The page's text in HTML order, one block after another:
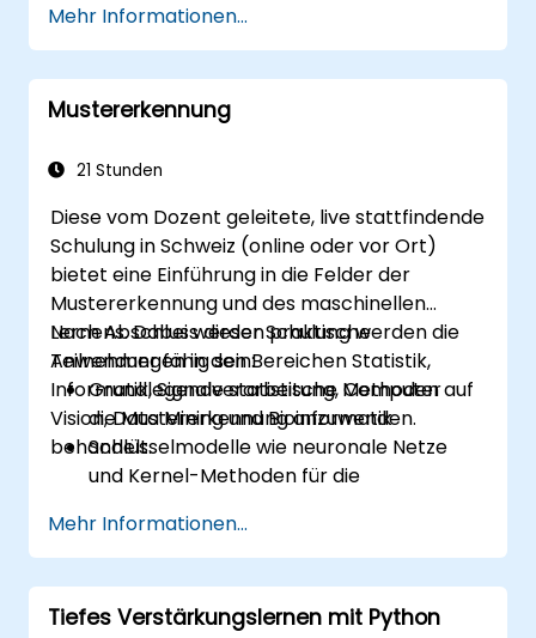
Bildvorverarbeitungstechniken für
Computer-Vision-Aufgaben zu
implementieren.
Computer-Vision-Modelle für reale
Transfer Learning einzusetzen, um die
verbessern.
Die Ergebnisse von
Bildklassifizierungsmodellen zu
visualisieren und zu interpretieren.
Mehr Informationen...
Mustererkennung
21 Stunden
Diese vom Dozent geleitete, live stattfindende
Schulung in Schweiz (online oder vor Ort)
bietet eine Einführung in die Felder der
Mustererkennung und des maschinellen
Lernens. Dabei werden praktische
Anwendungen in den Bereichen Statistik,
Informatik, Signalverarbeitung, Computer
Vision, Data Mining und Bioinformatik
behandelt.
Nach Abschluss dieser Schulung werden die
Teilnehmer fähig sein:
Grundlegende statistische Methoden auf
die Mustererkennung anzuwenden.
Schlüsselmodelle wie neuronale Netze
und Kernel-Methoden für die
Fortschrittliche Techniken zur Lösung
komplexer Probleme zu implementieren.
Die Vorhersagegenauigkeit durch die
Kombination verschiedener Modelle zu
Mehr Informationen...
Tiefes Verstärkungslernen mit Python